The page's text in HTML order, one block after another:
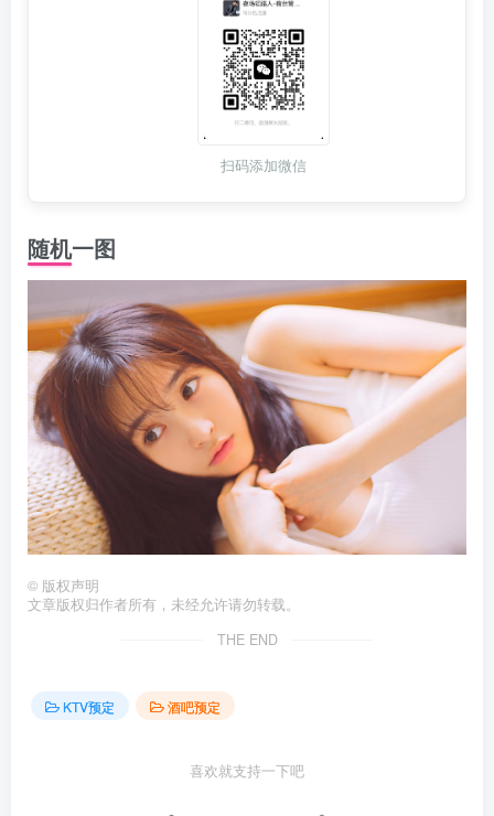
扫码添加微信
随机一图
© 版权声明
文章版权归作者所有，未经允许请勿转载。
THE END
KTV预定 酒吧预定
喜欢就支持一下吧